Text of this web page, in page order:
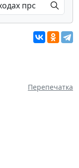
Перепечатка